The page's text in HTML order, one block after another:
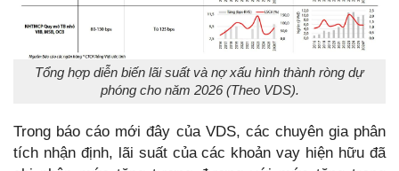
Tổng hợp diễn biến lãi suất và nợ xấu hình thành ròng dự
phóng cho năm 2026 (Theo VDS).
Trong báo cáo mới đây của VDS, các chuyên gia phân
tích nhận định, lãi suất của các khoản vay hiện hữu đã